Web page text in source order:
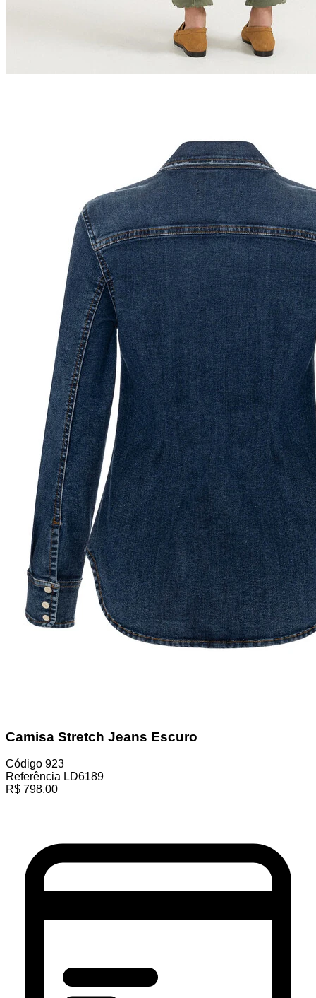
Camisa Stretch Jeans Escuro
Código 923
Referência LD6189
R$ 798,00